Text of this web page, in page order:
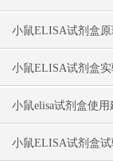
小鼠ELISA试剂盒
小鼠ELISA试剂盒实
小鼠elisa试剂盒使用
小鼠ELISA试剂盒